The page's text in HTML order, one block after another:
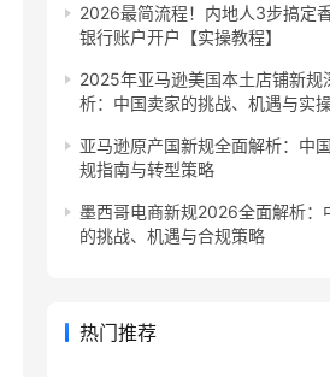
2026最简流程！内地人3步搞定
银行账户开户【实操教程】
2025年亚马逊美国本土店铺新规
析：中国卖家的挑战、机遇与实
亚马逊原产国新规全面解析：中
规指南与转型策略
墨西哥电商新规2026全面解析：
的挑战、机遇与合规策略
热门推荐